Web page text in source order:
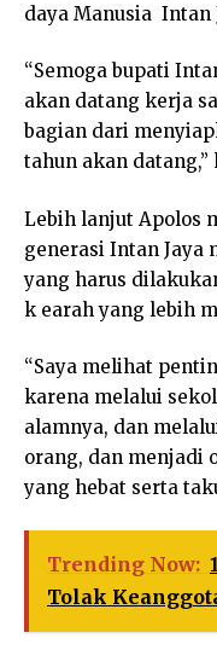
daya Manusia Intan
“Semoga bupati
akan datang kerja
bagian dari
tahun akan datang,”
Lebih lanjut Apolos
generasi Intan Jaya
yang harus
k earah yang lebih
“Saya melihat
karena melalui
alamnya, dan
orang, dan menjadi
yang hebat serta
Trending Now:
Tolak